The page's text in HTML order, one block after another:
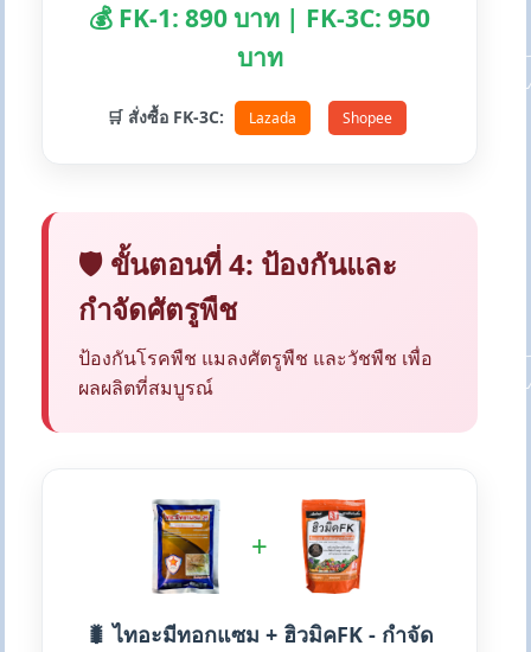
💰 FK-1: 890 บาท | FK-3C: 950
บาท
🛒 สั่งซื้อ FK-3C: Lazada Shopee
🛡️ ขั้นตอนที่ 4: ป้องกันและ
กำจัดศัตรูพืช
ป้องกันโรคพืช แมลงศัตรูพืช และวัชพืช เพื่อ
ผลผลิตที่สมบูรณ์
+
🐛 ไทอะมีทอกแซม + ฮิวมิคFK - กำจัด